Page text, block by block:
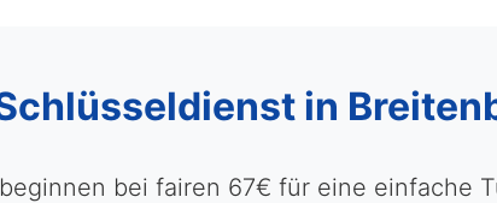
in
bei fairen 67€ für eine einfache